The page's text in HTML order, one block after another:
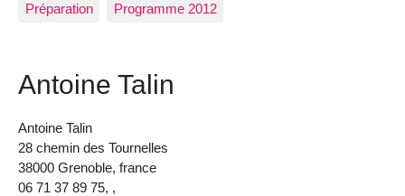
Préparation Programme 2012
Antoine Talin
Antoine Talin
28 chemin des Tournelles
38000 Grenoble, france
06 71 37 89 75, ,